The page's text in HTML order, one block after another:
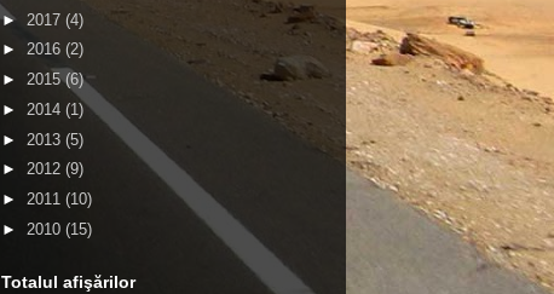
► 2017 (4)
► 2016 (2)
► 2015(6)
► 2014 (1)
► 2013 (5)
► 2012 (9)
► 2011 (10)
► 2010 (15)
Totalul afişărilor